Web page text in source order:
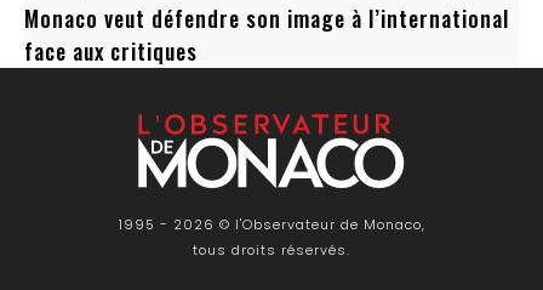
Monaco veut défendre son image à l’international
face aux critiques
1995 - 2026 © l'Observateur de Monaco,
tous droits réservés.